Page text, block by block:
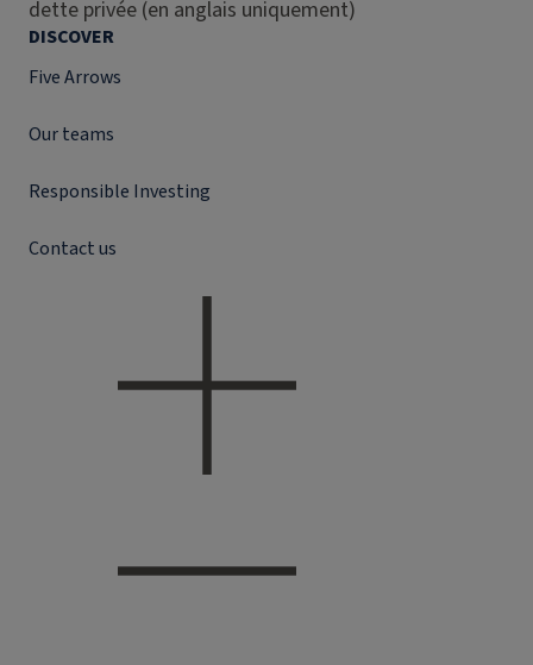
dette privée (en anglais uniquement)
DISCOVER
Five Arrows
Our teams
Responsible Investing
Contact us